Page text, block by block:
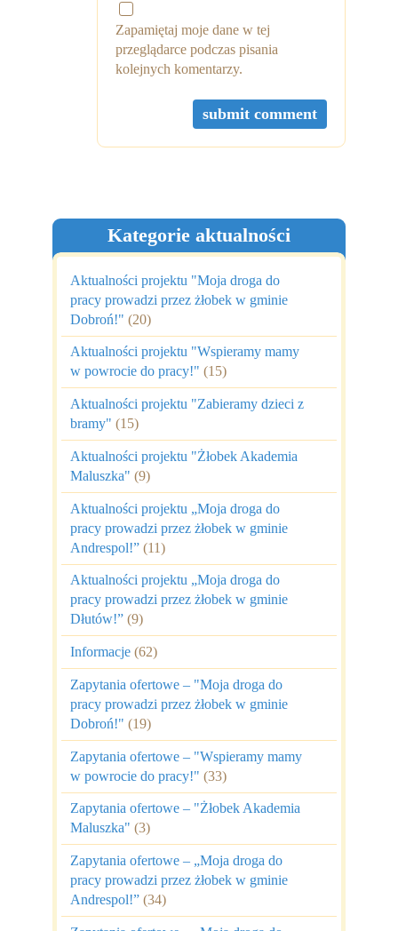
Zapamiętaj moje dane w tej
przeglądarce podczas pisania
kolejnych komentarzy.
Kategorie aktualności
Aktualności projektu "Moja droga do
pracy prowadzi przez żłobek w gminie
Dobroń!" (20)
Aktualności projektu "Wspieramy mamy
w powrocie do pracy!" (15)
Aktualności projektu "Zabieramy dzieci z
bramy" (15)
Aktualności projektu "Żłobek Akademia
Maluszka" (9)
Aktualności projektu „Moja droga do
pracy prowadzi przez żłobek w gminie
Andrespol!” (11)
Aktualności projektu „Moja droga do
pracy prowadzi przez żłobek w gminie
Dłutów!” (9)
Informacje (62)
Zapytania ofertowe – "Moja droga do
pracy prowadzi przez żłobek w gminie
Dobroń!" (19)
Zapytania ofertowe – "Wspieramy mamy
w powrocie do pracy!" (33)
Zapytania ofertowe – "Żłobek Akademia
Maluszka" (3)
Zapytania ofertowe – „Moja droga do
pracy prowadzi przez żłobek w gminie
Andrespol!” (34)